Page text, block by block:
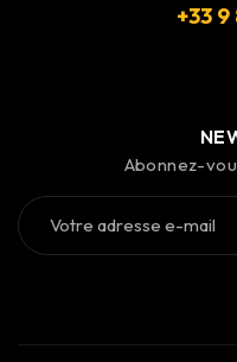
+33
Abonnez-